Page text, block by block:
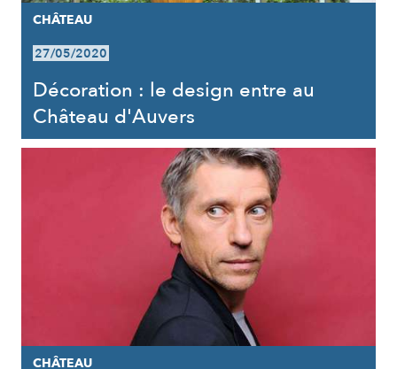
CHÂTEAU
27/05/2020
Décoration : le design entre au
Château d'Auvers
CHÂTEAU